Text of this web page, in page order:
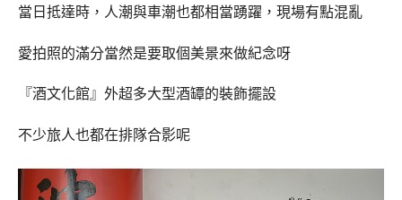
當日抵達時，人潮與車潮也都相當踴躍，現場有點混亂
愛拍照的滿分當然是要取個美景來做紀念呀
『酒文化館』外超多大型酒罈的裝飾擺設
不少旅人也都在排隊合影呢